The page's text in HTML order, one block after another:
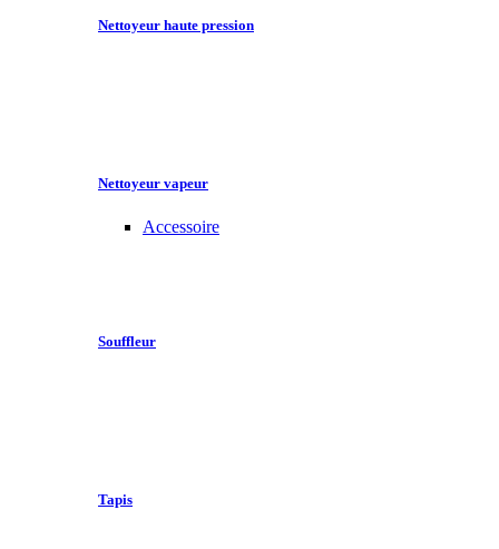
Nettoyeur haute pression
Nettoyeur vapeur
Accessoire
Souffleur
Tapis